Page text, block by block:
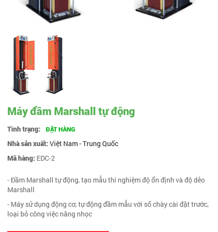
Máy đầm Marshall tự động
Tình trạng: ĐẶT HÀNG
Nhà sản xuất:Việt Nam - Trung Quốc
Mã hàng: EDC-2
- Đầm Marshall tự động, tạo mẫu thí nghiệm độ ổn định và độ dẻo
Marshall
- Máy sử dụng động cơ, tự động đầm mẫu với số chày cài đặt trước,
loại bỏ công việc năng nhọc